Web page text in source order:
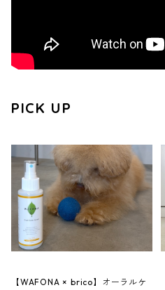
PICK UP
【WAFONA × brico】オーラルケ